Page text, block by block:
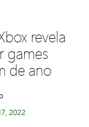
revela
games
de ano
2022